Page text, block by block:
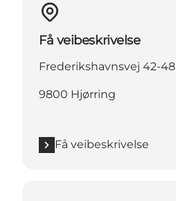
Få veibeskrivelse
Frederikshavnsvej 42-48
9800 Hjørring
Få veibeskrivelse